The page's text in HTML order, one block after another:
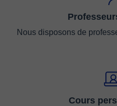
Nous disposons de
Cours